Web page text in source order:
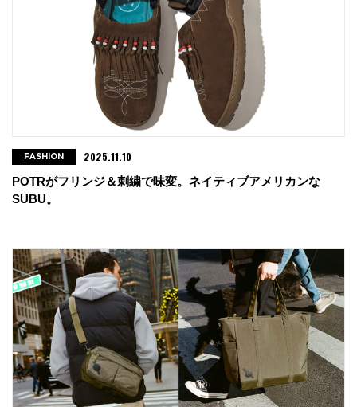
POTRがフリンジ＆刺繍で味変。ネイティブアメリカンな
SUBU。
FASHION 2025.11.10